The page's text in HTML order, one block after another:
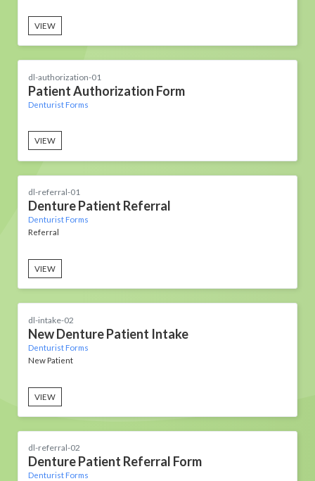
VIEW
dl-authorization-01
Patient Authorization Form
Denturist Forms
VIEW
dl-referral-01
Denture Patient Referral
Denturist Forms
Referral
VIEW
dl-intake-02
New Denture Patient Intake
Denturist Forms
New Patient
VIEW
dl-referral-02
Denture Patient Referral Form
Denturist Forms